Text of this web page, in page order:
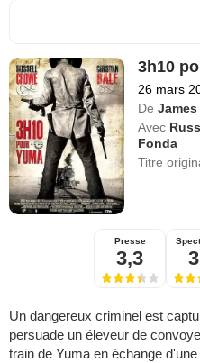
3h10
26 mars
De
Avec
Fonda
Titre
Presse
3,3
Un dangereux criminel est
persuade un éleveur de
train de Yuma en échange